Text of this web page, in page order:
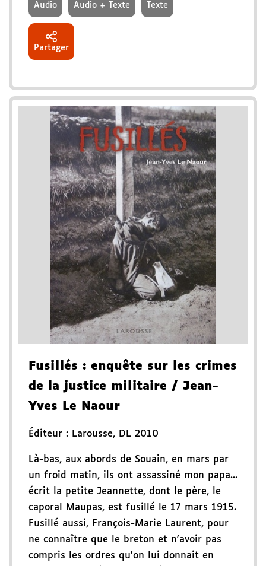
Audio Audio + Texte Texte
Partager
Fusillés : enquête sur les crimes
de la justice militaire / Jean-
Yves Le Naour
Éditeur : Larousse, DL 2010
Là-bas, aux abords de Souain, en mars par
un froid matin, ils ont assassiné mon papa...
écrit la petite Jeannette, dont le père, le
caporal Maupas, est fusillé le 17 mars 1915.
Fusillé aussi, François-Marie Laurent, pour
ne connaître que le breton et n'avoir pas
compris les ordres qu'on lui donnait en